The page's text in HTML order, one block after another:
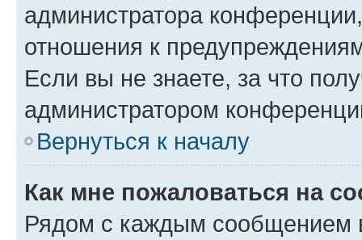
администратора
отношения к
Если вы не знаете, за что
администратором
Вернуться к началу
Как мне пожаловаться на
Рядом с каждым сообщением